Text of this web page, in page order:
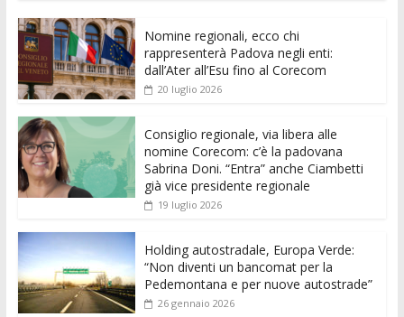
e
b
o
o
k
itt
er l s
A
p
p
ss
e
n
er
di
t
k
e
dI
di
vi
Nomine regionali, ecco chi
rappresenterà Padova negli enti:
dall’Ater all’Esu fino al Corecom
20 luglio 2026
Consiglio regionale, via libera alle
nomine Corecom: c’è la padovana
Sabrina Doni. “Entra” anche Ciambetti
già vice presidente regionale
19 luglio 2026
Holding autostradale, Europa Verde:
“Non diventi un bancomat per la
Pedemontana e per nuove autostrade”
26 gennaio 2026